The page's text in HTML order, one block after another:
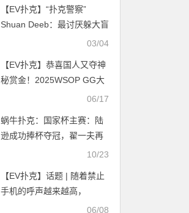
【EV扑克】“扑克警察”
Shuan Deeb：最讨厌躲大盲
03/04
【EV扑克】恭喜国人又夺神
秘赏金！2025WSOP GG大
使Tony、陈真顺利晋级06/17
蜗牛扑克：国家杯主赛：陆
逊成功捧杯夺冠，翟一夫再
10/23
【EV扑克】话题 | 随着禁止
手机的呼声越来越高，
WSOP 发布了一项声明06/08